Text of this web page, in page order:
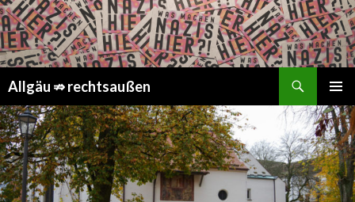
Allgäu ⇏ rechtsaußen
MENÜ
Springe
zum
Inhalt